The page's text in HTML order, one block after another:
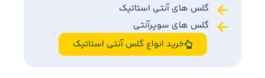
گلس های آنتی استاتیک
گلس های سوپرآنتی
خرید انواع گلس آنتی استاتیک